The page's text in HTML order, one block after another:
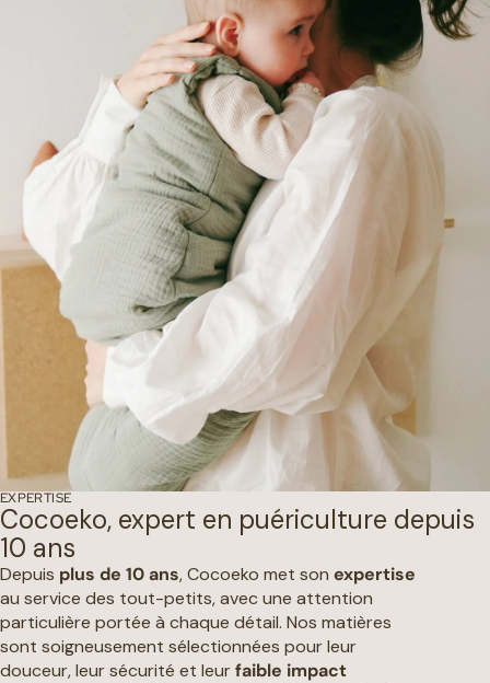
EXPERTISE
Cocoeko, expert en puériculture depuis
10 ans
Depuis plus de 10 ans, Cocoeko met son expertise
au service des tout-petits, avec une attention
particulière portée à chaque détail. Nos matières
sont soigneusement sélectionnées pour leur
douceur, leur sécurité et leurfaible impact